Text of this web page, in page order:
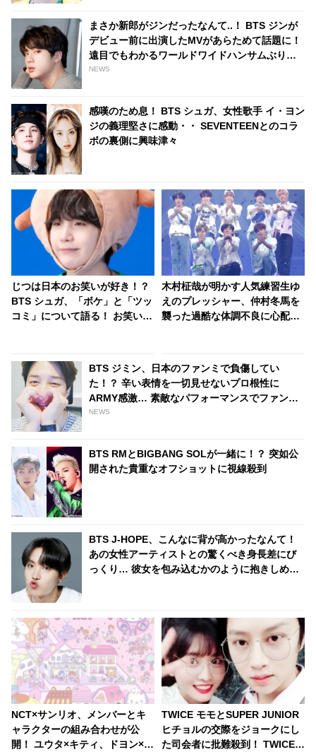
まさか新郎がジンだったなんて..！ BTS ジンが
デビュー前に出演したMVがあらためて話題に！
遠目でもわかるワールドワイドハンサムぶりに
驚愕…貴重すぎる映像に感激
NEWS
感嘆のため息！ BTS シュガ、女性歌手 イ・ヨン
ジの義理堅さに感動・・ SEVENTEENとのコラ
ボの裏側に興味津々
じつは日本のお笑いが好き！？
BTS シュガ、「ボケ」と「ツッ
コミ」について語る！ お笑いの
木村柾哉が明かす人気練習生ゆ
えのプレッシャー、仲村冬馬を
襲った過酷な体調不良に心配の
「Another Day」チームのメン
バー愛＆ステージへの切実な思
いに感動
BTS ジミン、日本のファンミで負傷してい
た！？ 辛い表情を一切見せないプロ根性に
ARMY感激… 素敵なパフォーマンスでファンを
魅了した彼は、まさにみんなのヒーロー
NEWS
BTS RMとBIGBANG SOLが一緒に！？ 突如公
開された貴重なオフショットに視線殺到
BTS J-HOPE、こんなに背が高かったなんて！
あの女性アーティストとの驚くべき身長差にび
っくり… 彼女を包み込むかのように抱きしめる
NCT×サンリオ、メンバーとキ
ャラクターの組み合わせが公
開！ ユウタ×キティ、ドヨン×ク
TWICE モモとSUPER JUNIOR
ヒチョルの交際をジョークにし
た司会者に批難殺到！ TWICE